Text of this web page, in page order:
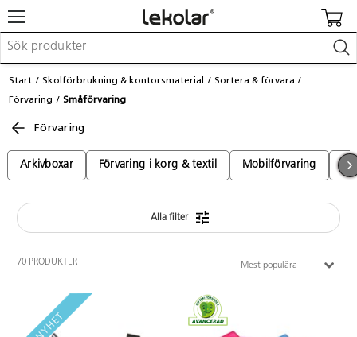
Möbler & inredning
Lekplatsutrustning & utemiljö
Leka
Lära
Barnvagnar & småbarnsartiklar
Skolförbrukning & kontorsmaterial
Logga in / Registrera dig
Hitta din säljare
Start Skolförbrukning & kontorsmaterial
Sortera & förvara
Förvaring
Småförvaring
Förvaring
Arkivboxar Förvaring i korg & textil Mobilförvaring
Alla filter
70 PRODUKTER Mest populära